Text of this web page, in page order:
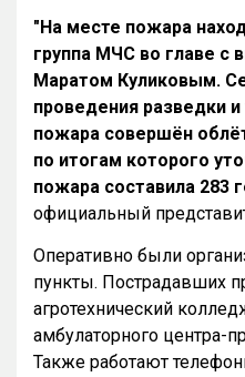
"На месте пожара
группа МЧС во главе с
Маратом Куликовым.
проведения разведки
пожара совершён
по итогам которого
пожара составила 283
официальный
Оперативно были
пункты. Пострадавших
агротехнический
амбулаторного центра-
Также работают